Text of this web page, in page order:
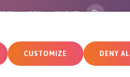
CUSTOMIZE DENY
Deelnemersomgeving
LOGIN CONTACT SEARCH